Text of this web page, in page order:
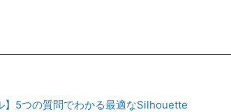
】5つの質問でわかる最適なSilhouette